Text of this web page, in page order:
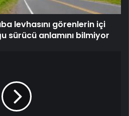
levhasını görenlerin içi
sürücü anlamını bilmiyor